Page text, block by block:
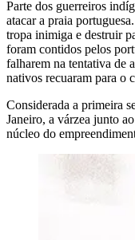
Parte dos guerreiros
atacar a praia
tropa inimiga e destruir
foram contidos pelos
falharem na tentativa de
nativos recuaram para o
Considerada a primeira
Janeiro, a várzea junto
núcleo do